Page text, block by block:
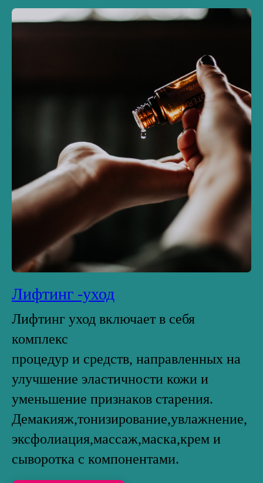
Лифтинг -уход
Лифтинг уход включает в себя
комплекс
процедур и средств, направленных на
улучшение эластичности кожи и
уменьшение признаков старения.
Демакияж,тонизирование,увлажнение,
эксфолиация,массаж,маска,крем и
сыворотка с компонентами.